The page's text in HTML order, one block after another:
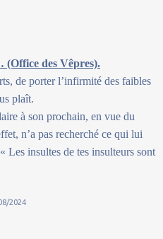
(Office des Vêpres).
de porter l’infirmité des faibles
plaît.
à son prochain, en vue du
n’a pas recherché ce qui lui
Les insultes de tes insulteurs sont
2024